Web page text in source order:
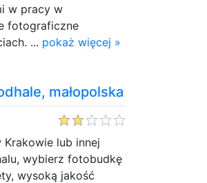
w pracy w
fotograficzne
... pokaż więcej »
małopolska
lub innej
wybierz fotobudkę
wysoką jakość